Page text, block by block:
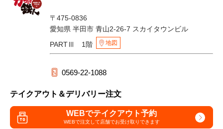
〒475-0836
愛知県 半田市 青山2-26-7 スカイタウンビル
PARTⅢ 1階
地図
0569-22-1088
テイクアウト＆デリバリー注文
WEBでテイクアウト予約
WEBで注文して店舗でお受け取りできます